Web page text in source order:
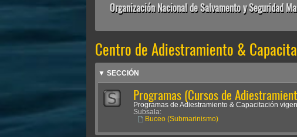
Organización Nacional de Salvamento y Seguridad
Centro de Adiestramiento &
▼ SECCIÓN
Programas (Cursos de
Programas de Adiestramiento & Capacitación
Subsala:
Buceo (Submarinismo)